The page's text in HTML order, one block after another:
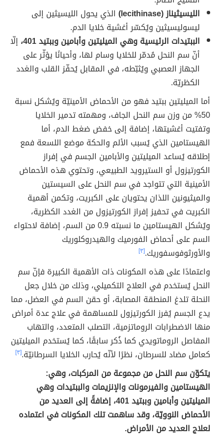
الليسيثيناز (lecithinase)
الذي يحول الليسيثين إلى
ليسوليسيثين ويُكسّر أغشية خلايا الدم.
الببتيدات الرئيسية وهي الميليتين وأبامين وببتيد 401،
إلّا
أنّ سم النحل مُدمّر للخلايا وسام لها، وأحيانًا يؤثّر على
الجهاز العصبي ويُثبّطه، في المقابل يُحفّز القلب والغدد
الكظريّة.
أما الميليتين ببتيد فهو من الأحماض الأمينيّة ويُشكل نسبة
50% من وزن سم النحل الجاف، ومهمته تدمير الخلايا
وتفتيت أغشيتها، إضافة إلى خفض ضغط الدم، أما
الهيستامين الذي يُسبب الألم والحكة موضع اللسعة فمع
إطلاقه يُساعد الميليتين والأبامين الجسم في إفراز
الكورتيزول أو الستيرويد الطبيعي، وتحتوي هذه الأحماض
الأمينية التي تتواجد في سم النحل على السيستين
والميثيونين اللذان يحتويان على الكبريت، وتكمن أهمية
الكبريت في تحفيز إفراز الكورتيزول من الغدد الكظرية،
ويُشكل الهيستامين ما نسبته 0.9 من السم، إضافة لاحتواء
السم على أحماض الفورميك والهيدروكلوريك
والأورثوفوسفوريك.[٣]
واعتمادًا على هذه المكونات ذات الأهمية الكبيرة فإنّ سم
النحل يُستخدم في العلاج التكميلي، وذلك من خلال جعل
النحلة تلدغ المنطقة المصابة، أو حقن السم في العضل، مما
يدع الجسم يُفرز الكورتيزول للمساهمة في علاج عدة أمراض
منها الاضطرابات الروماتزمية، التصلب المتعدد، والتهاب
المفاصل الروماتويدي كما ذُكر سابقًا، كما يُستخدم الميليتين
كعامل مضاد للسرطان، نظرًا لأنّه يُحارب الخلايا السرطانيّة.[٣]
يتكوّن سم النحل من مجموعة من المركبات، وهي:
الهيستامين والفيرمونات والإنزيمات والببتيدات وهي
الميليتين وأبامين وببتيد 401، إضافةً إلى العديد من
الأحماض النوويّة، وقد ساهمت تلك المكونات في اعتماده
لعلاج العديد من الأمراض.